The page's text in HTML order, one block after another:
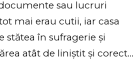
sau lucruri
mai erau cutii, iar casa
stătea în sufragerie și
atât de liniștit și corect…